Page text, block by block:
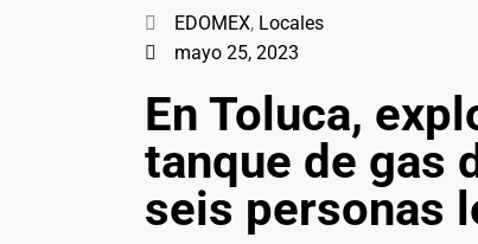
EDOMEX, Locales
mayo 25, 2023
En Toluca,
tanque de gas
seis personas